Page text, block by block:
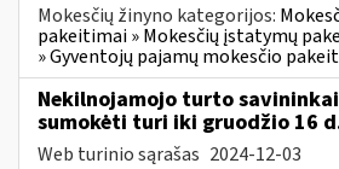
Mokesčių žinyno kategorijos:
pakeitimai » Mokesčių įstatymų
» Gyventojų pajamų mokesčio
Nekilnojamojo turto
sumokėti turi iki gruodžio 16
Web turinio sąrašas 2024-12-03